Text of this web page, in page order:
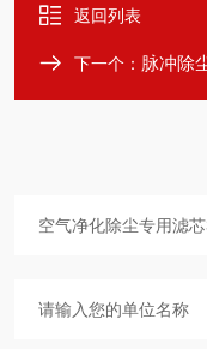
返回列表
下一个： 脉冲除